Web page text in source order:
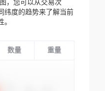
，您可以从交易次
纬度的趋势来了解当前
数量 重量